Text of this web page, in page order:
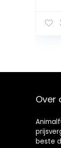
Over
beste